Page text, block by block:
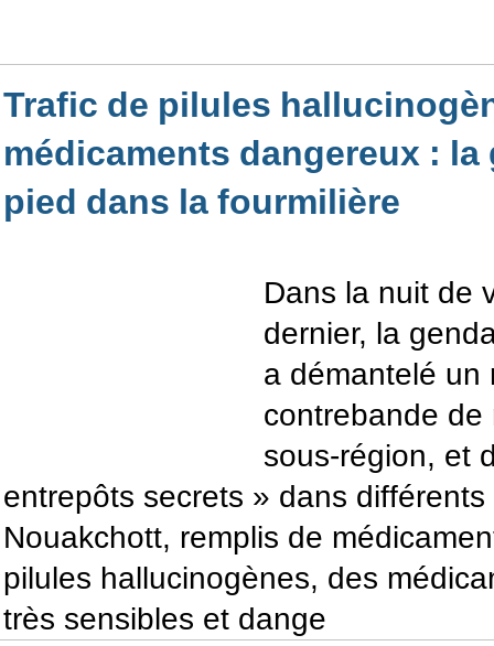
Trafic de pilules
médicaments dangereux : la
pied dans la fourmilière
Dans la nuit de
dernier, la
a démantelé un
contrebande de
sous-région, et
entrepôts secrets » dans
Nouakchott, remplis de
pilules hallucinogènes, des
très sensibles et dange